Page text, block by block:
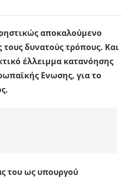
αποκαλούμενο
δυνατούς τρόπους. Και
έλλειμμα κατανόησης
Ενωσης, για το
του ως υπουργού